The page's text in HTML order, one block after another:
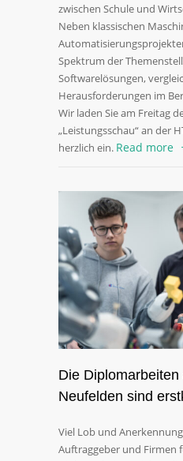
zwischen Schule und
Neben klassischen
Spektrum der
Softwarelösungen,
Herausforderungen im
Wir laden Sie am Freitag
„Leistungsschau“ an der
herzlich ein. Read more
Die
Neufelden sind
Viel Lob und
Auftraggeber und Firmen